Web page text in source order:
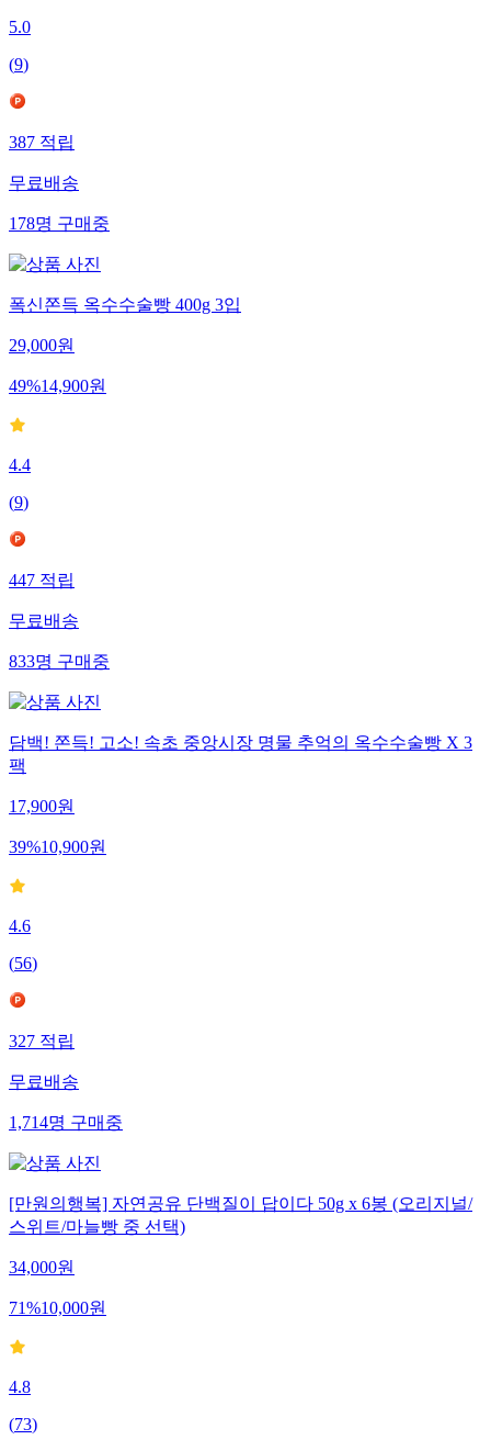
5.0
(9)
387적립
무료배송
178명구매중
폭신쫀득 옥수수술빵 400g 3입
29,000원
49%14,900원
4.4
(9)
447적립
무료배송
833명구매중
담백! 쫀득! 고소! 속초 중앙시장 명물 추억의 옥수수술빵 X 3
팩
17,900원
39%10,900원
4.6
(56)
327적립
무료배송
1,714명구매중
[만원의행복] 자연공유 단백질이 답이다 50g x 6봉 (오리지널/
스위트/마늘빵 중 선택)
34,000원
71%10,000원
4.8
(73)